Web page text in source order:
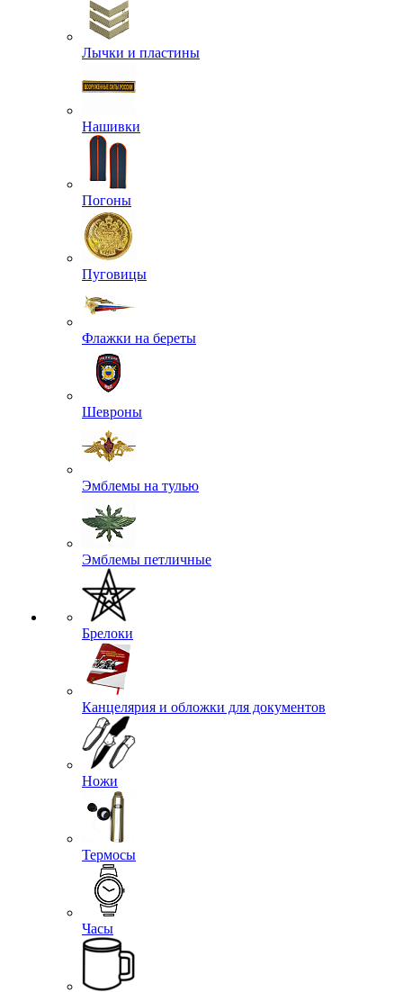
Лычки и пластины
Нашивки
Погоны
Пуговицы
Флажки на береты
Шевроны
Эмблемы на тулью
Эмблемы петличные
Брелоки
Канцелярия и обложки для документов
Ножи
Термосы
Часы